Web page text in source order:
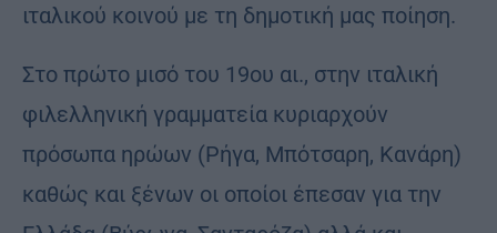
ιταλικού κοινού με τη δημοτική μας ποίηση.
Στο πρώτο μισό του 19ου αι., στην ιταλική
φιλελληνική γραμματεία κυριαρχούν
πρόσωπα ηρώων (Ρήγα, Μπότσαρη, Κανάρη)
καθώς και ξένων οι οποίοι έπεσαν για την